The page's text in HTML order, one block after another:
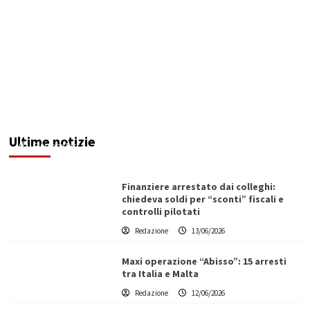
Ultime notizie
Giuseppe Recca
Finanziere arrestato dai colleghi:
chiedeva soldi per “sconti” fiscali e
controlli pilotati
Redazione 13/06/2026
Maxi operazione “Abisso”: 15 arresti
tra Italia e Malta
Redazione 12/06/2026